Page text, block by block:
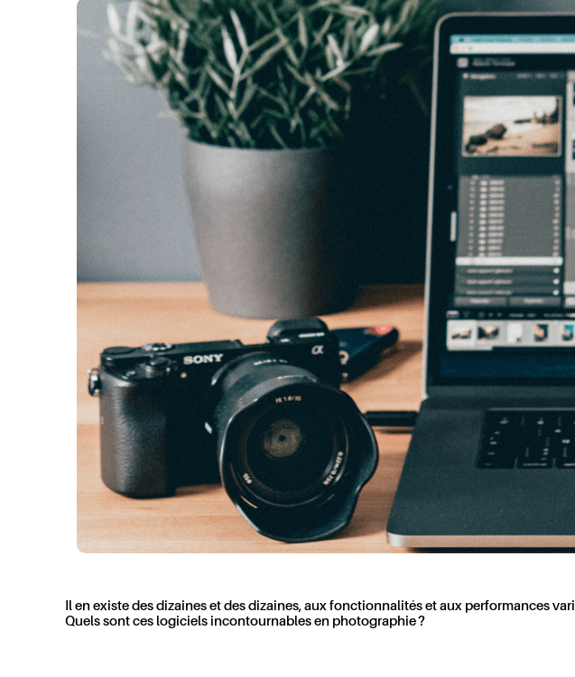
Il en existe des dizaines et des dizaines, aux fonctionnalités et aux performances
Quels sont ces logiciels incontournables en photographie ?